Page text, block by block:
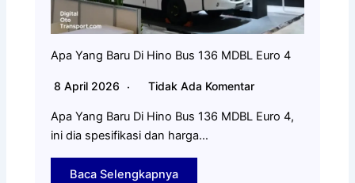
Apa Yang Baru Di Hino Bus 136 MDBL Euro 4
8 April 2026 Tidak Ada Komentar
Apa Yang Baru Di Hino Bus 136 MDBL Euro 4,
ini dia spesifikasi dan harga…
Baca Selengkapnya